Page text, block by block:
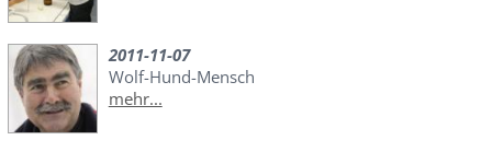
2011-11-07
Wolf-Hund-Mensch
mehr...